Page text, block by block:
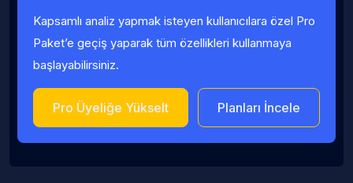
Kapsamlı analiz yapmak isteyen kullanıcılara özel Pro
Paket’e geçiş yaparak tüm özellikleri kullanmaya
başlayabilirsiniz.
Pro Üyeliğe Yükselt Planları İncele